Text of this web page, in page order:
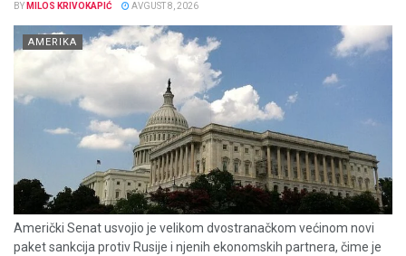
BY MILOS KRIVOKAPIĆ AVGUST 8, 2026
AMERIKA
Američki Senat usvojio je velikom dvostranačkom većinom novi
paket sankcija protiv Rusije i njenih ekonomskih partnera, čime je